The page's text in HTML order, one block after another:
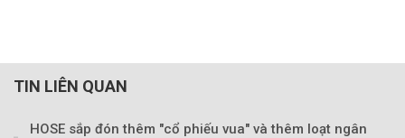
TIN LIÊN QUAN
HOSE sắp đón thêm "cổ phiếu vua" và thêm loạt ngân